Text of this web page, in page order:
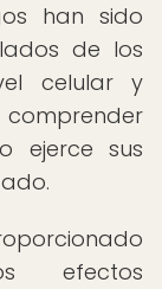
han sido
de los
celular y
ejerce sus
efectos